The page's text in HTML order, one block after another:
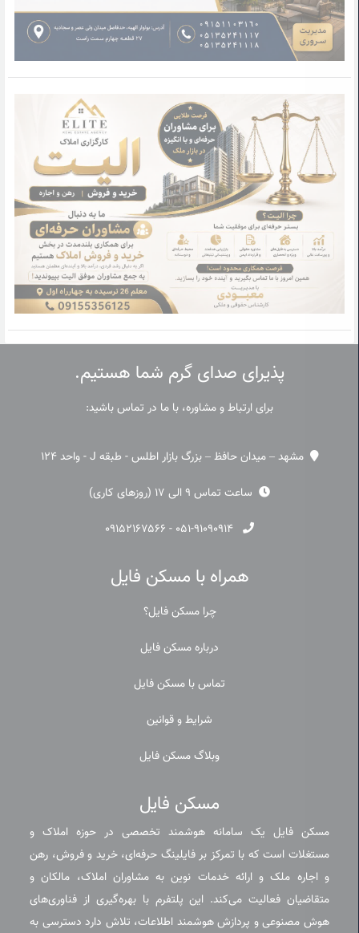
پذیرای صدای گرم شما هستیم.
برای ارتباط و مشاوره، با ما در تماس باشید:
مشهد – میدان حافظ – بزرگ بازار اطلس - طبقه J - واحد 124
ساعت تماس 9 الی 17 (روزهای کاری)
۰۵۱-۹۱۰۹۰۹۱۴ - ۰۹۱۵۲۱۶۷۵۶۶
همراه با مسکن فایل
چرا مسکن فایل؟
درباره مسکن فایل
تماس با مسکن فایل
شرایط و قوانین
وبلاگ مسکن فایل
مسکن فایل
مسکن فایل یک سامانه هوشمند تخصصی در حوزه املاک و
مستغلات است که با تمرکز بر فایلینگ حرفه‌ای، خرید و فروش، رهن
و اجاره ملک و ارائه خدمات نوین به مشاوران املاک، مالکان و
متقاضیان فعالیت می‌کند. این پلتفرم با بهره‌گیری از فناوری‌های
هوش مصنوعی و پردازش هوشمند اطلاعات، تلاش دارد دسترسی به